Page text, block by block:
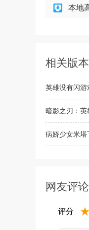
本地
相关版本
英雄没有闪
暗影之刃：
病娇少女米
网友评论
评分 ★